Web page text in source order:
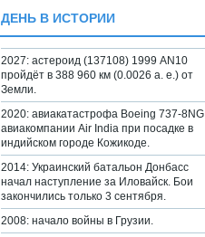
ДЕНЬ В ИСТОРИИ
2027: астероид (137108) 1999 AN10
пройдёт в 388 960 км (0.0026 а. е.) от
Земли.
2020: авиакатастрофа Boeing 737-8NG
авиакомпании Air India при посадке в
индийском городе Кожикоде.
2014: Украинский батальон Донбасс
начал наступление за Иловайск. Бои
закончились только 3 сентября.
2008: начало войны в Грузии.